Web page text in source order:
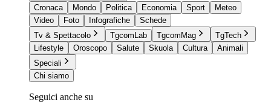
Cronaca
Mondo Politica Economia Sport
Meteo
Video
Foto Infografiche
Schede
Tv & Spettacolo
TgcomLab TgcomMag
TgTech
Lifestyle
Oroscopo Salute Skuola Cultura
Animali
Speciali
Chi siamo
Seguici anche su